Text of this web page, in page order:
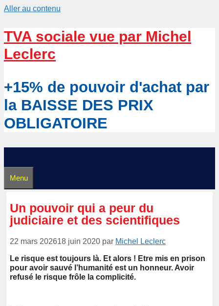
Aller au contenu
TVA sociale vue par Michel
Leclerc
+15% de pouvoir d'achat par
la BAISSE DES PRIX
OBLIGATOIRE
Menu
Un pouvoir qui a peur du
judiciaire et des scientifiques
22 mars 202618 juin 2020 par Michel Leclerc
Le risque est toujours là. Et alors ! Etre mis en prison
pour avoir sauvé l’humanité est un honneur. Avoir
refusé le risque frôle la complicité.